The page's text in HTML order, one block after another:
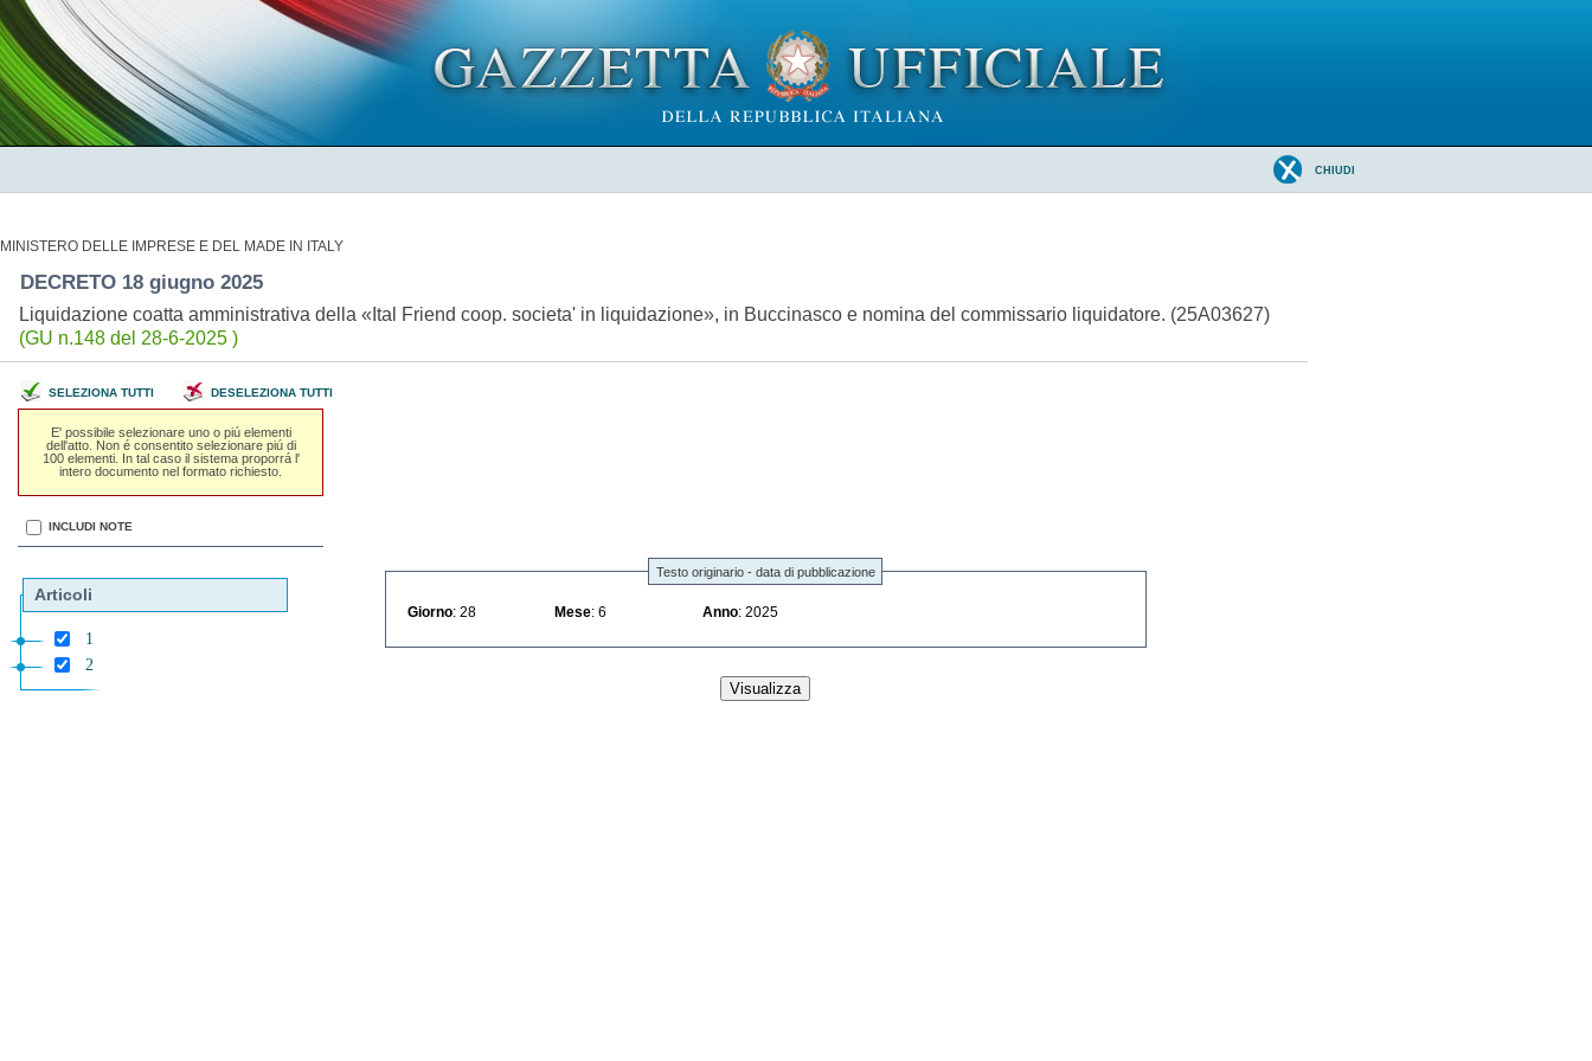
CHIUDI
MINISTERO DELLE IMPRESE E DEL MADE IN ITALY
DECRETO 18 giugno 2025
Liquidazione coatta amministrativa della «Ital Friend coop. societa' in liquidazione», in Buccinasco e nomina del commissario liquidatore. (25A03627)
(GU n.148 del 28-6-2025 )
SELEZIONA TUTTI DESELEZIONA TUTTI
E' possibile selezionare uno o piú elementi
dell'atto. Non é consentito selezionare piú di
100 elementi. In tal caso il sistema proporrá l'
intero documento nel formato richiesto.
INCLUDI NOTE
Articoli
1
2
Testo originario - data di pubblicazione
Giorno : 28 Mese : 6 Anno : 2025